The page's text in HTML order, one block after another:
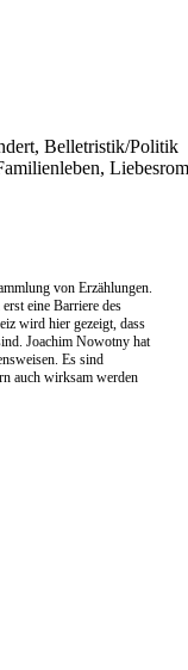
Belletristik/Politik
von Erzählungen.
eine Barriere des
wird hier gezeigt, dass
Joachim Nowotny hat
Es sind
auch wirksam werden